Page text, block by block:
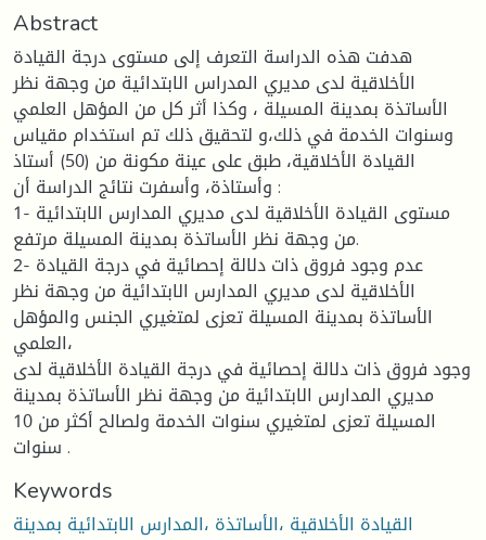
Abstract
هدفت هذه الدراسة التعرف إلى مستوى درجة القيادة
الأخلاقية لدى مديري المدراس الابتدائية من وجهة نظر
الأساتذة بمدينة المسيلة ، وكذا أثر كل من المؤهل العلمي
وسنوات الخدمة في ذلك،و لتحقيق ذلك تم استخدام مقياس
القيادة الأخلاقية، طبق على عينة مكونة من (50) أستاذ
وأستاذة، وأسفرت نتائج الدراسة أن :
1- مستوى القيادة الأخلاقية لدى مديري المدارس الابتدائية
من وجهة نظر الأساتذة بمدينة المسيلة مرتفع.
2- عدم وجود فروق ذات دلالة إحصائية في درجة القيادة
الأخلاقية لدى مديري المدارس الابتدائية من وجهة نظر
الأساتذة بمدينة المسيلة تعزى لمتغيري الجنس والمؤهل
العلمي،
وجود فروق ذات دلالة إحصائية في درجة القيادة الأخلاقية لدى
مديري المدارس الابتدائية من وجهة نظر الأساتذة بمدينة
المسيلة تعزى لمتغيري سنوات الخدمة ولصالح أكثر من 10
سنوات .
Keywords
القيادة الأخلاقية ،الأساتذة ،المدارس الابتدائية بمدينة